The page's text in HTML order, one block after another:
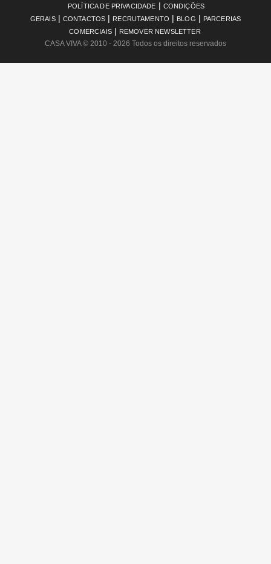
POLÍTICA DE PRIVACIDADE | CONDIÇÕES
GERAIS | CONTACTOS | RECRUTAMENTO | BLOG | PARCERIAS
COMERCIAIS | REMOVER NEWSLETTER
CASA VIVA© 2010 - 2026 Todos os direitos reservados